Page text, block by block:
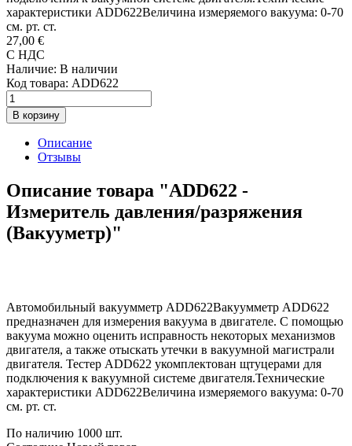
характеристики ADD622Величина измеряемого вакуума: 0-70
см. рт. ст.
27,00 €
С НДС
Наличие: В наличии
Код товара: ADD622
В корзину
Описание
Отзывы
Описание товара "ADD622 -
Измеритель давления/разряжения
(Вакууметр)"
Автомобильный вакуумметр ADD622Вакуумметр ADD622
предназначен для измерения вакуума в двигателе. С помощью
вакуума можно оценить исправность некоторых механизмов
двигателя, а также отыскать утечки в вакуумной магистрали
двигателя. Тестер ADD622 укомплектован щтуцерами для
подключения к вакуумной системе двигателя.Технические
характеристики ADD622Величина измеряемого вакуума: 0-70
см. рт. ст.
По наличию 1000 шт.